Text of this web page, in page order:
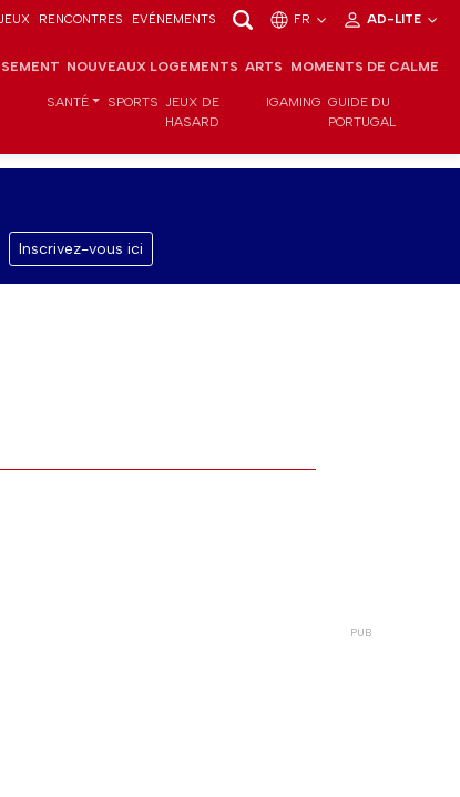
JEUX RENCONTRES EVÉNEMENTS FR AD-LITE
NOUVEAUX LOGEMENTS ARTS MOMENTS DE CALME
SANTÉ SPORTS JEUX DE
HASARD
IGAMING GUIDE DU
PORTUGAL
Inscrivez-vous ici